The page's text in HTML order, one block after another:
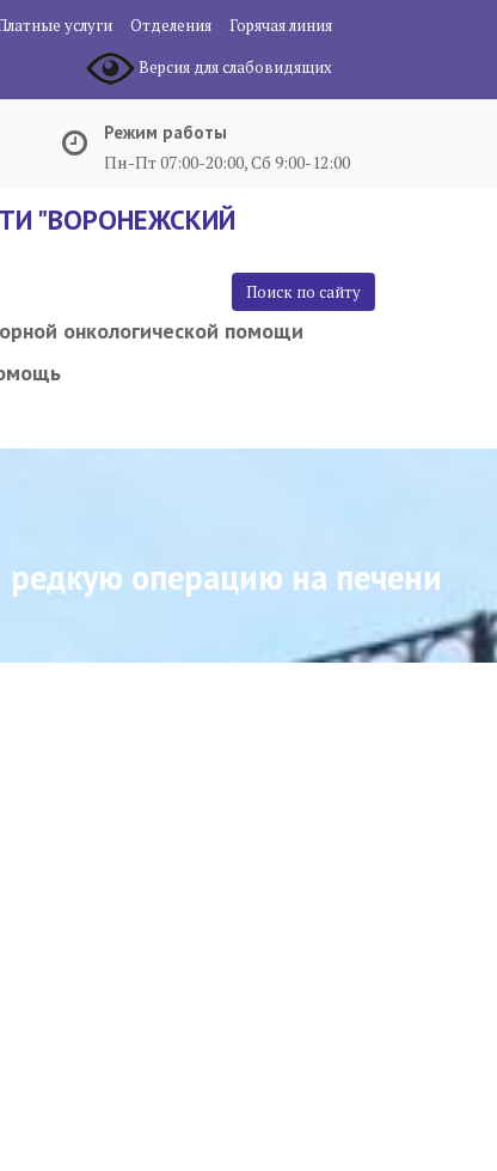
услуги Отделения
Горячая линия
Версия для слабовидящих
Режим работы
Пн-Пт 07:00-20:00, Сб 9:00-12:00
"ВОРОНЕЖСКИЙ
Поиск по сайту
онкологической помощи
операцию на печени